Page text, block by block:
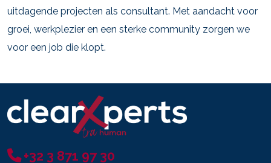
uitdagende projecten als consultant. Met aandacht voor
groei, werkplezier en een sterke community zorgen we
voor een job die klopt.
+32 3 871 97 30